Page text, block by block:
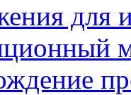
для